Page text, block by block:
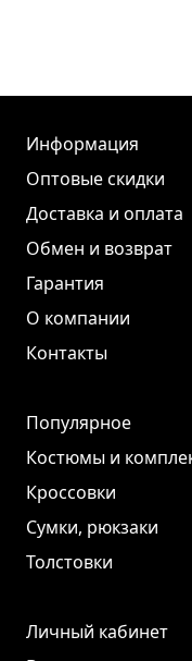
Информация
Оптовые скидки
Доставка и оплата
Обмен и возврат
Гарантия
О компании
Контакты
Популярное
Костюмы и
Кроссовки
Сумки, рюкзаки
Толстовки
Личный кабинет